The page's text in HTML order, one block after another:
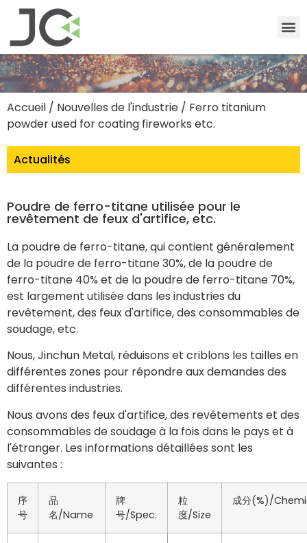
Accueil / Nouvelles de l'industrie / Ferro titanium
powder used for coating fireworks etc.
Actualités
Poudre de ferro-titane utilisée pour le
revêtement de feux d'artifice, etc.
La poudre de ferro-titane, qui contient généralement
de la poudre de ferro-titane 30%, de la poudre de
ferro-titane 40% et de la poudre de ferro-titane 70%,
est largement utilisée dans les industries du
revêtement, des feux d'artifice, des consommables de
soudage, etc.
Nous, Jinchun Metal, réduisons et criblons les tailles en
différentes zones pour répondre aux demandes des
différentes industries.
Nous avons des feux d'artifice, des revêtements et des
consommables de soudage à la fois dans le pays et à
l'étranger. Les informations détaillées sont les
suivantes :
序
号
品
名/Name
牌
号/Spec.
粒
度/Size
成分(%)/